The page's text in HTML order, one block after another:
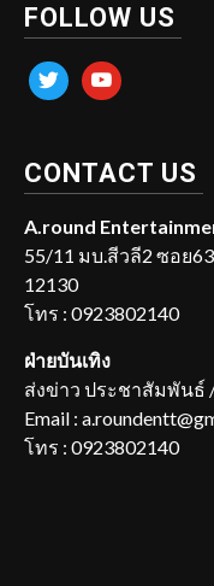
FOLLOW US
twitter youtube
CONTACT US
A.round
55/11 มบ.สีวลี2 ซอย
12130
โทร : 0923802140
ฝ่ายบันเทิง
ส่งข่าว ประชาสัมพันธ์
Email :
โทร : 0923802140